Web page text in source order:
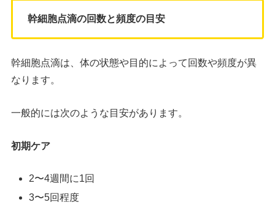
幹細胞点滴の回数と頻度の目安
幹細胞点滴は、体の状態や目的によって回数や頻度が異
なります。
一般的には次のような目安があります。
初期ケア
2〜4週間に1回
3〜5回程度